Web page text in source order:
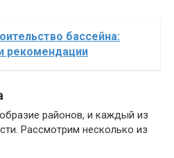
бассейна:
рекомендации
районов, и каждый из
Рассмотрим несколько из